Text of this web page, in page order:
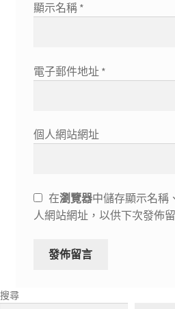
顯示名稱 *
電子郵件地址 *
個人網站網址
在瀏覽器中儲存顯示名稱
人網站網址，以供下次發佈
搜尋